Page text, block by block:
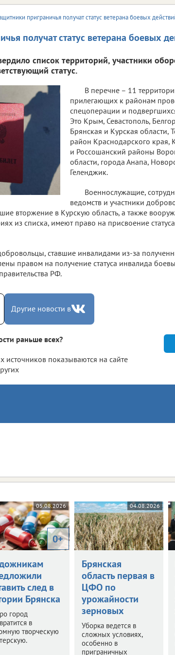
приграничья получат статус ветерана боевых
получат статус ветерана боевых
список территорий, участники
статус.
В перечне – 11
прилегающих к районам
спецоперации и
Это Крым, Севастополь,
Брянская и Курская области,
район Краснодарского края,
и Россошанский районы
области, города Анапа,
Геленджик.
Военнослужащие,
ведомств и участники
вторжение в Курскую область, а также
из списка, имеют право на присвоение
ставшие инвалидами из-за
правом на получение статуса инвалида
РФ.
Другие новости в
раньше всех?
источников показываются на сайте
05.08.2026
0+
след в
Брянска
город
в
творческую
04.08.2026
Брянская
область первая в
ЦФО по
урожайности
зерновых
Уборка ведется в
сложных условиях,
особенно в
приграничных